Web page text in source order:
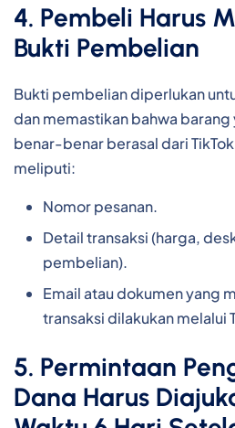
4. Pembeli Harus
Bukti Pembelian
Bukti pembelian diperlukan
dan memastikan bahwa
benar-benar berasal dari
meliputi:
Nomor pesanan.
Detail transaksi (harga,
pembelian).
Email atau dokumen yang
transaksi dilakukan melalui
5. Permintaan
Dana Harus